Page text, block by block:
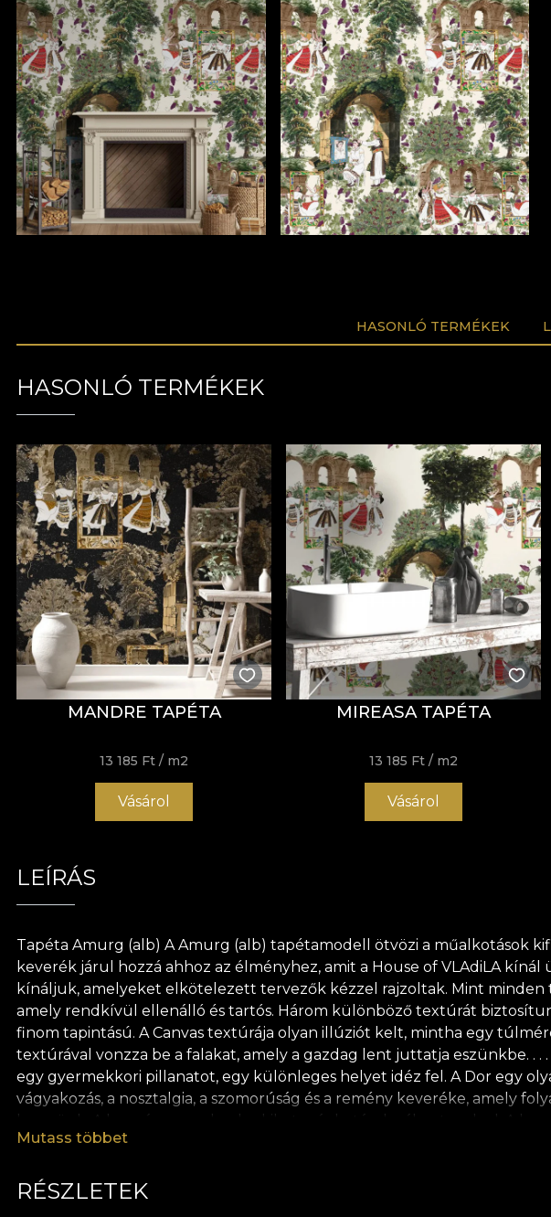
HASONLÓ TERMÉKEK
HASONLÓ TERMÉKEK
MANDRE TAPÉTA
13 185 Ft / m2
Vásárol
MIREASA TAPÉTA
13 185 Ft / m2
Vásárol
LEÍRÁS
Tapéta Amurg (alb) A Amurg (alb) tapétamodell ötvözi a műalkotások
keverék járul hozzá ahhoz az élményhez, amit a House of VLAdiLA
kínáljuk, amelyeket elkötelezett tervezők kézzel rajzoltak. Mint minden
amely rendkívül ellenálló és tartós. Három különböző textúrát
finom tapintású. A Canvas textúrája olyan illúziót kelt, mintha egy
textúrával vonzza be a falakat, amely a gazdag lent juttatja eszünkbe. .
egy gyermekkori pillanatot, egy különleges helyet idéz fel. A Dor egy
vágyakozás, a nosztalgia, a szomorúság és a remény keveréke, amely
vissza akarnak térni gyökereikhez. A minden iránti vágyakozás, ami
büszke legínyek táncolnak büszke lányokkal? Milyen emlékek
Mutass többet
RÉSZLETEK